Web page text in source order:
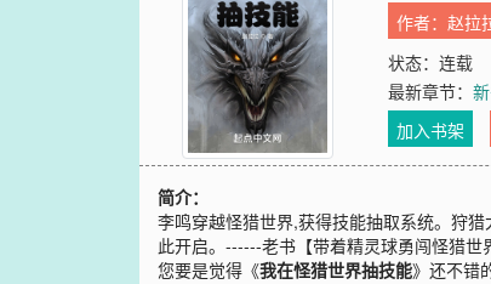
作者：赵拉
状态：连载
最新章节：
加入书架
简介：
李鸣穿越怪猎世界,获得技能抽取系统。狩
此开启。------老书【带着精灵球勇闯怪猎世
您要是觉得《我在怪猎世界抽技能》还不错